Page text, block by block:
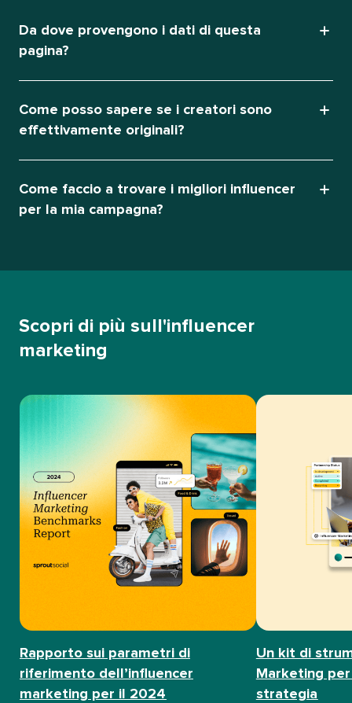
Da dove provengono i dati di questa
pagina?​​
Come posso sapere se i creatori sono
effettivamente originali?​​
Come faccio a trovare i migliori influencer
per la mia campagna?​​
Scopri di più sull'influencer
marketing​​
Rapporto sui parametri di
riferimento dell’influencer
marketing per il 2024​​
Un kit di
Marketing
strategia​​